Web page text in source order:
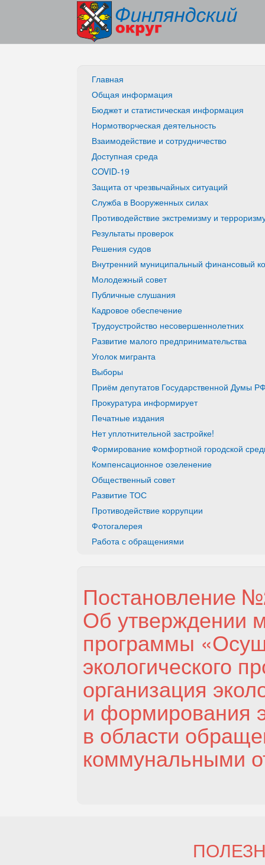
Главная
Общая информация
Бюджет и статистическая информация
Нормотворческая деятельность
Взаимодействие и сотрудничество
Доступная среда
COVID-19
Защита от чрезвычайных ситуаций
Служба в Вооруженных силах
Противодействие экстремизму и
Результаты проверок
Решения судов
Внутренний муниципальный финансовый
Молодежный совет
Публичные слушания
Кадровое обеспечение
Трудоустройство несовершеннолетних
Развитие малого предпринимательства
Уголок мигранта
Выборы
Приём депутатов Государственной Думы
Прокуратура информирует
Печатные издания
Нет уплотнительной застройке!
Формирование комфортной городской
Компенсационное озеленение
Общественный совет
Развитие ТОС
Противодействие коррупции
Фотогалерея
Работа с обращениями
Постановление
Об утверждении
программы
экологического
организация
и формирования
в области
коммунальными